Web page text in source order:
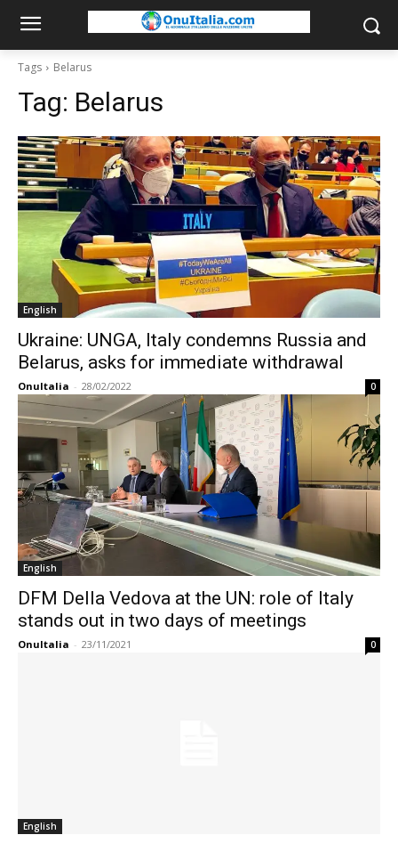
Tags Belarus
Tag: Belarus
English
Ukraine: UNGA, Italy condemns Russia and
Belarus, asks for immediate withdrawal
OnuItalia - 28/02/2022 0
English
DFM Della Vedova at the UN: role of Italy
stands out in two days of meetings
OnuItalia - 23/11/2021 0
English